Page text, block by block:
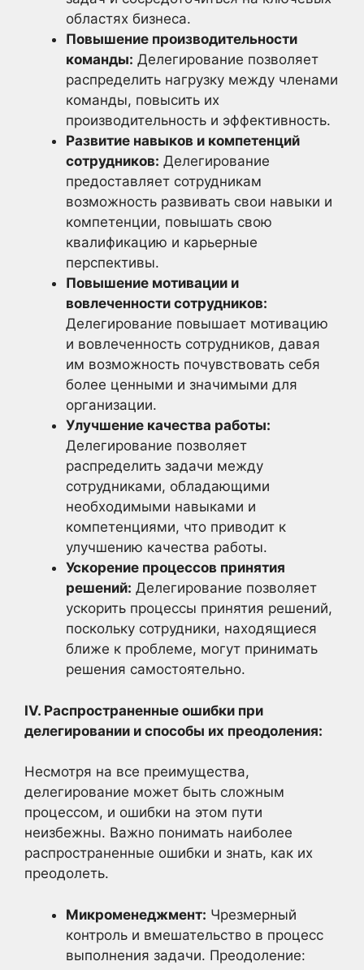
областях бизнеса.
Повышение производительности
команды: Делегирование позволяет
распределить нагрузку между членами
команды, повысить их
производительность и эффективность.
Развитие навыков и компетенций
сотрудников: Делегирование
предоставляет сотрудникам
возможность развивать свои навыки и
компетенции, повышать свою
квалификацию и карьерные
перспективы.
Повышение мотивации и
вовлеченности сотрудников:
Делегирование повышает мотивацию
и вовлеченность сотрудников, давая
им возможность почувствовать себя
более ценными и значимыми для
организации.
Улучшение качества работы:
Делегирование позволяет
распределить задачи между
сотрудниками, обладающими
необходимыми навыками и
компетенциями, что приводит к
улучшению качества работы.
Ускорение процессов принятия
решений: Делегирование позволяет
ускорить процессы принятия решений,
поскольку сотрудники, находящиеся
ближе к проблеме, могут принимать
решения самостоятельно.
IV. Распространенные ошибки при
делегировании и способы их преодоления:
Несмотря на все преимущества,
делегирование может быть сложным
процессом, и ошибки на этом пути
неизбежны. Важно понимать наиболее
распространенные ошибки и знать, как их
преодолеть.
Микроменеджмент: Чрезмерный
контроль и вмешательство в процесс
выполнения задачи. Преодоление: